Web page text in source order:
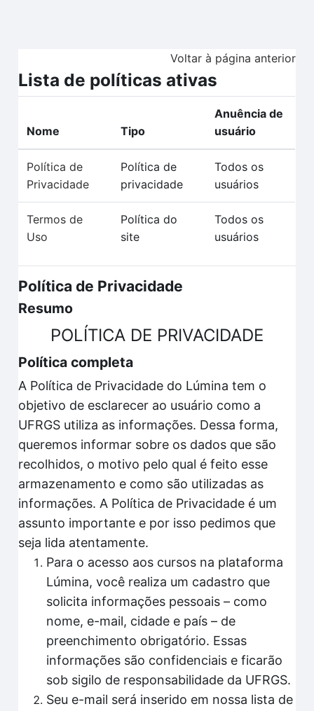
Voltar à página anterior
Lista de políticas ativas
Nome Tipo
Anuência de
usuário
Política de
Privacidade
Política de
privacidade
Todos os
usuários
Termos de
Uso
Política do
site
Todos os
usuários
Política de Privacidade
Resumo
POLÍTICA DE PRIVACIDADE
Política completa
A Política de Privacidade do Lúmina tem o
objetivo de esclarecer ao usuário como a
UFRGS utiliza as informações. Dessa forma,
queremos informar sobre os dados que são
recolhidos, o motivo pelo qual é feito esse
armazenamento e como são utilizadas as
informações. A Política de Privacidade é um
assunto importante e por isso pedimos que
seja lida atentamente.
Para o acesso aos cursos na plataforma
Lúmina, você realiza um cadastro que
solicita informações pessoais – como
nome, e-mail, cidade e país – de
preenchimento obrigatório. Essas
informações são confidenciais e ficarão
sob sigilo de responsabilidade da UFRGS.
Seu e-mail será inserido em nossa lista de